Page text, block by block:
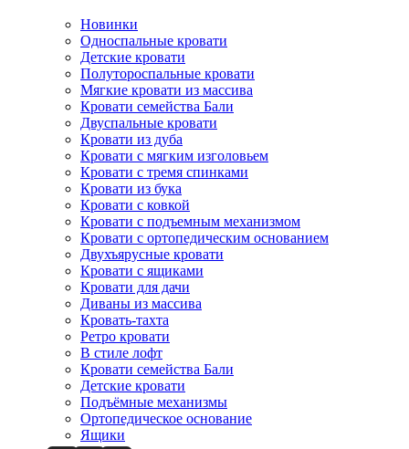
Новинки
Односпальные кровати
Детские кровати
Полутороспальные кровати
Мягкие кровати из массива
Кровати семейства Бали
Двуспальные кровати
Кровати из дуба
Кровати с мягким изголовьем
Кровати с тремя спинками
Кровати из бука
Кровати с ковкой
Кровати с подъемным механизмом
Кровати с ортопедическим основанием
Двухъярусные кровати
Кровати с ящиками
Кровати для дачи
Диваны из массива
Кровать-тахта
Ретро кровати
В стиле лофт
Кровати семейства Бали
Детские кровати
Подъёмные механизмы
Ортопедическое основание
Ящики